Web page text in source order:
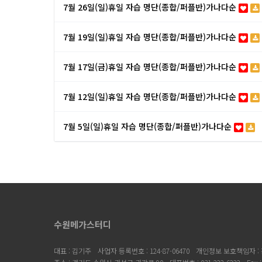
7월 26일(일)휴일 자습 명단(종합/퍼플반)가나다순
7월 19일(일)휴일 자습 명단(종합/퍼플반)가나다순
7월 17일(금)휴일 자습 명단(종합/퍼플반)가나다순
7월 12일(일)휴일 자습 명단(종합/퍼플반)가나다순
7월 5일(일)휴일 자습 명단(종합/퍼플반)가나다순
수원메가스터디
대표 : 김기주 사업자 등록번호 : 124-87-06470
개인정보 보호책임자 :